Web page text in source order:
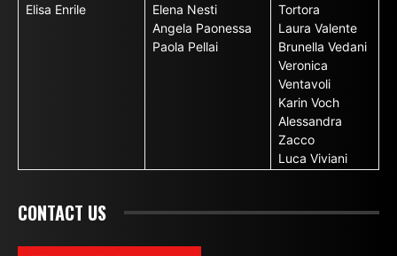
Elisa Enrile
Elena Nesti
Angela Paonessa
Paola Pellai
Tortora
Laura Valente
Brunella Vedani
Veronica
Ventavoli
Karin Voch
Alessandra
Zacco
Luca Viviani
CONTACT US